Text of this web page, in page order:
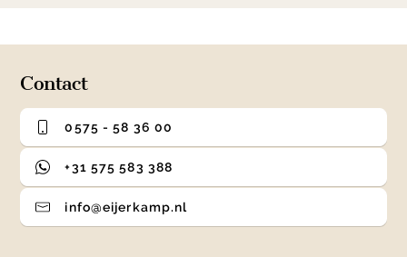
Contact
0575 - 58 36 00
+31 575 583 388
info@eijerkamp.nl